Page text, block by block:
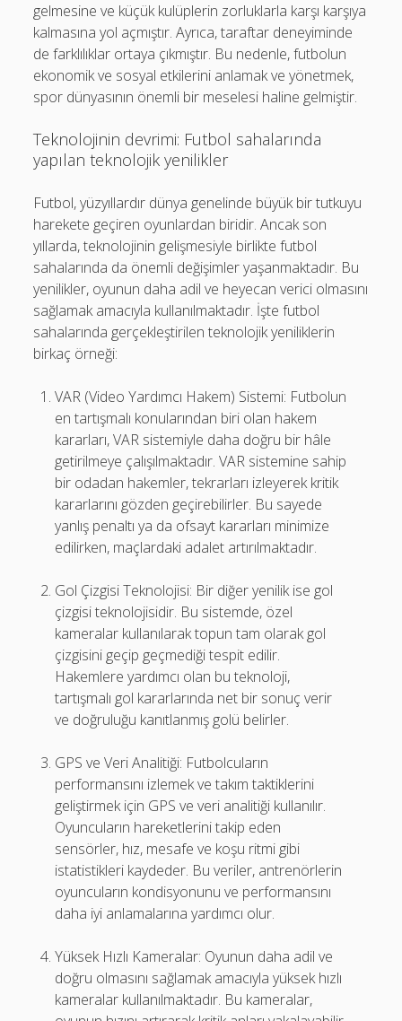
gelmesine ve küçük kulüplerin zorluklarla karşı karşıya
kalmasına yol açmıştır. Ayrıca, taraftar deneyiminde
de farklılıklar ortaya çıkmıştır. Bu nedenle, futbolun
ekonomik ve sosyal etkilerini anlamak ve yönetmek,
spor dünyasının önemli bir meselesi haline gelmiştir.
Teknolojinin devrimi: Futbol sahalarında
yapılan teknolojik yenilikler
Futbol, yüzyıllardır dünya genelinde büyük bir tutkuyu
harekete geçiren oyunlardan biridir. Ancak son
yıllarda, teknolojinin gelişmesiyle birlikte futbol
sahalarında da önemli değişimler yaşanmaktadır. Bu
yenilikler, oyunun daha adil ve heyecan verici olmasını
sağlamak amacıyla kullanılmaktadır. İşte futbol
sahalarında gerçekleştirilen teknolojik yeniliklerin
birkaç örneği:
VAR (Video Yardımcı Hakem) Sistemi: Futbolun
en tartışmalı konularından biri olan hakem
kararları, VAR sistemiyle daha doğru bir hâle
getirilmeye çalışılmaktadır. VAR sistemine sahip
bir odadan hakemler, tekrarları izleyerek kritik
kararlarını gözden geçirebilirler. Bu sayede
yanlış penaltı ya da ofsayt kararları minimize
edilirken, maçlardaki adalet artırılmaktadır.
Gol Çizgisi Teknolojisi: Bir diğer yenilik ise gol
çizgisi teknolojisidir. Bu sistemde, özel
kameralar kullanılarak topun tam olarak gol
çizgisini geçip geçmediği tespit edilir.
Hakemlere yardımcı olan bu teknoloji,
tartışmalı gol kararlarında net bir sonuç verir
ve doğruluğu kanıtlanmış golü belirler.
GPS ve Veri Analitiği: Futbolcuların
performansını izlemek ve takım taktiklerini
geliştirmek için GPS ve veri analitiği kullanılır.
Oyuncuların hareketlerini takip eden
sensörler, hız, mesafe ve koşu ritmi gibi
istatistikleri kaydeder. Bu veriler, antrenörlerin
oyuncuların kondisyonunu ve performansını
daha iyi anlamalarına yardımcı olur.
Yüksek Hızlı Kameralar: Oyunun daha adil ve
doğru olmasını sağlamak amacıyla yüksek hızlı
kameralar kullanılmaktadır. Bu kameralar,